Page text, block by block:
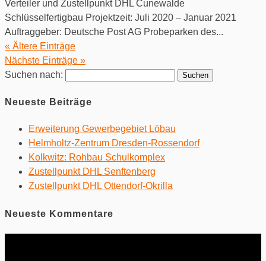
Verteiler und Zustellpunkt DHL Cunewalde
Schlüsselfertigbau Projektzeit: Juli 2020 – Januar 2021
Auftraggeber: Deutsche Post AG Probeparken des...
« Ältere Einträge
Nächste Einträge »
Suchen nach:
Neueste Beiträge
Erweiterung Gewerbegebiet Löbau
Helmholtz-Zentrum Dresden-Rossendorf
Kolkwitz: Rohbau Schulkomplex
Zustellpunkt DHL Senftenberg
Zustellpunkt DHL Ottendorf-Okrilla
Neueste Kommentare